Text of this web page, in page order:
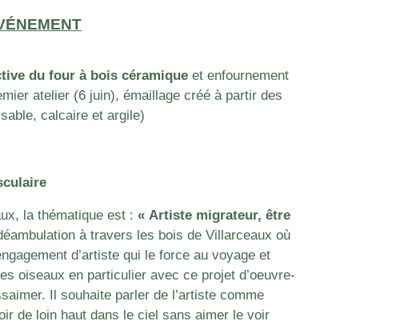
du four à bois céramique et enfournement
atelier (6 juin), émaillage créé à partir des
calcaire et argile)
la thématique est : « Artiste migrateur, être
à travers les bois de Villarceaux où
d’artiste qui le force au voyage et
oiseaux en particulier avec ce projet d’oeuvre-
Il souhaite parler de l’artiste comme
de loin haut dans le ciel sans aimer le voir